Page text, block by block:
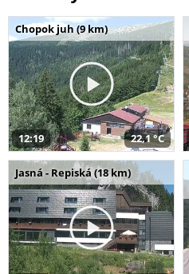
Chopok juh (9 km)
12:19 22,1 °C
Jasná - Repiská (18 km)